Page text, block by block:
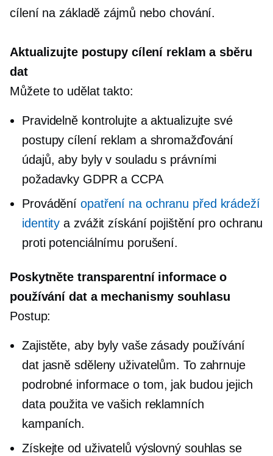
cílení na základě zájmů nebo chování.
Aktualizujte postupy cílení reklam a sběru
dat
Můžete to udělat takto:
Pravidelně kontrolujte a aktualizujte své
postupy cílení reklam a shromažďování
údajů, aby byly v souladu s právními
požadavky GDPR a CCPA
Prováděníopatření na ochranu před krádeží
identity a zvážit získání pojištění pro ochranu
proti potenciálnímu porušení.
Poskytněte transparentní informace o
používání dat a mechanismy souhlasu
Postup:
Zajistěte, aby byly vaše zásady používání
dat jasně sděleny uživatelům. To zahrnuje
podrobné informace o tom, jak budou jejich
data použita ve vašich reklamních
kampaních.
Získejte od uživatelů výslovný souhlas se